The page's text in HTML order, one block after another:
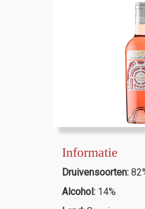
Informatie
Druivensoorten:
Alcohol: 14%